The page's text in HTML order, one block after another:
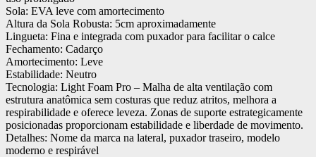
Sola: EVA leve com amortecimento
Altura da Sola Robusta: 5cm aproximadamente
Lingueta: Fina e integrada com puxador para facilitar o calce
Fechamento: Cadarço
Amortecimento: Leve
Estabilidade: Neutro
Tecnologia: Light Foam Pro – Malha de alta ventilação com
estrutura anatômica sem costuras que reduz atritos, melhora a
respirabilidade e oferece leveza. Zonas de suporte estrategicamente
posicionadas proporcionam estabilidade e liberdade de movimento.
Detalhes: Nome da marca na lateral, puxador traseiro, modelo
moderno e respirável